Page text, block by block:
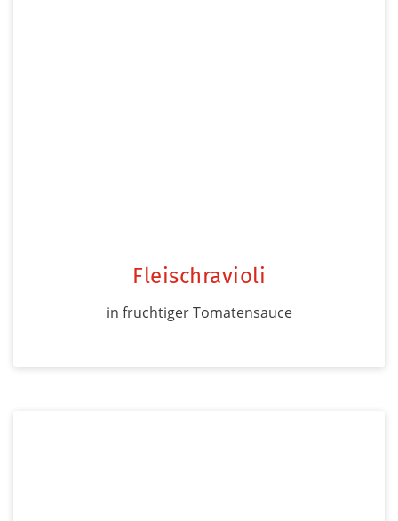
Fleischravioli
in fruchtiger Tomatensauce